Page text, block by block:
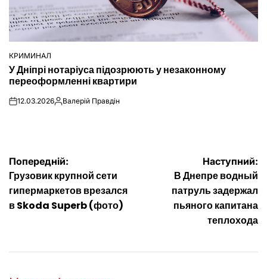
ОПУБЛІКУВАТИ
У
КРИМИНАЛ
У Дніпрі нотаріуса підозрюють у незаконному
переоформленні квартири
on12.03.2026Опубліковано
Валерій Правдін
Навігація
записів
Попередній:
Грузовик крупной сети
гипермаркетов врезался
в Skoda Superb (фото)
Наступний:
В Днепре водный
патруль задержал
пьяного капитана
теплохода